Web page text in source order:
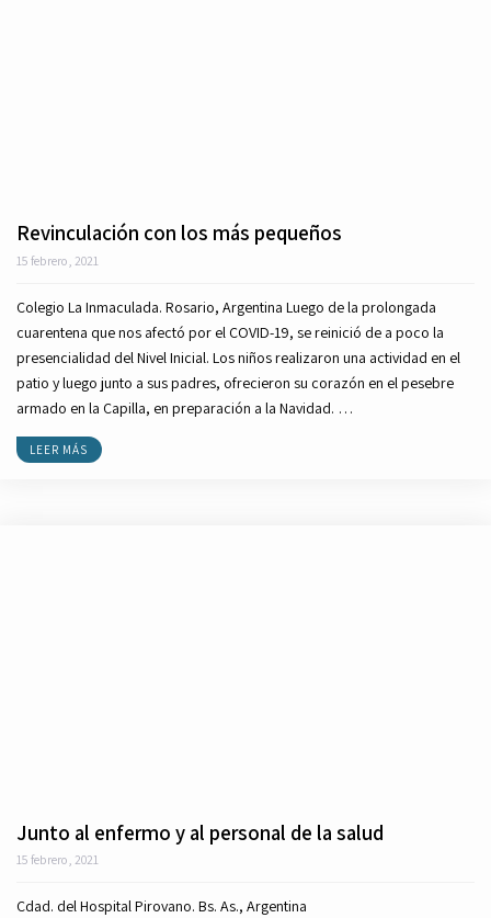
Revinculación con los más pequeños
15 febrero, 2021
Colegio La Inmaculada. Rosario, Argentina Luego de la prolongada
cuarentena que nos afectó por el COVID-19, se reinició de a poco la
presencialidad del Nivel Inicial. Los niños realizaron una actividad en el
patio y luego junto a sus padres, ofrecieron su corazón en el pesebre
armado en la Capilla, en preparación a la Navidad. …
LEER MÁS
Junto al enfermo y al personal de la salud
15 febrero, 2021
Cdad. del Hospital Pirovano. Bs. As., Argentina